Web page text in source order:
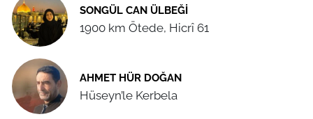
SONGÜL CAN ÜLBEĞI
1900 km Ötede, Hicrî 61
AHMET HÜR DOĞAN
Hüseyn’le Kerbela